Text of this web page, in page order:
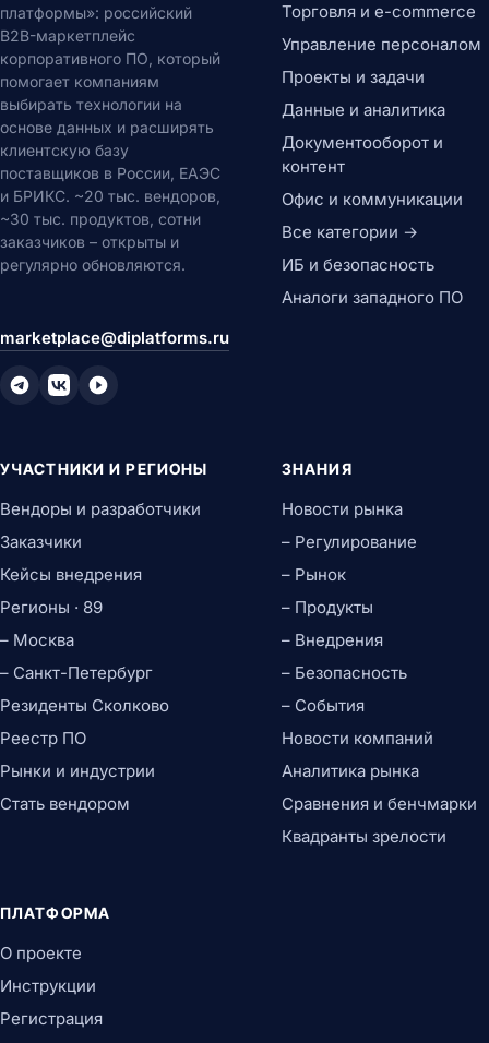
платформы»: российский
B2B-маркетплейс
корпоративного ПО, который
помогает компаниям
выбирать технологии на
основе данных и расширять
клиентскую базу
поставщиков в России, ЕАЭС
и БРИКС. ~20 тыс. вендоров,
~30 тыс. продуктов, сотни
заказчиков – открыты и
регулярно обновляются.
marketplace@diplatforms.ru
Торговля и e-commerce
Управление персоналом
Проекты и задачи
Данные и аналитика
Документооборот и
контент
Офис и коммуникации
Все категории →
ИБ и безопасность
Аналоги западного ПО
УЧАСТНИКИ И РЕГИОНЫ
Вендоры и разработчики
Заказчики
Кейсы внедрения
Регионы · 89
– Москва
– Санкт-Петербург
Резиденты Сколково
Реестр ПО
Рынки и индустрии
Стать вендором
ЗНАНИЯ
Новости рынка
– Регулирование
– Рынок
– Продукты
– Внедрения
– Безопасность
– События
Новости компаний
Аналитика рынка
Сравнения и бенчмарки
Квадранты зрелости
ПЛАТФОРМА
О проекте
Инструкции
Регистрация